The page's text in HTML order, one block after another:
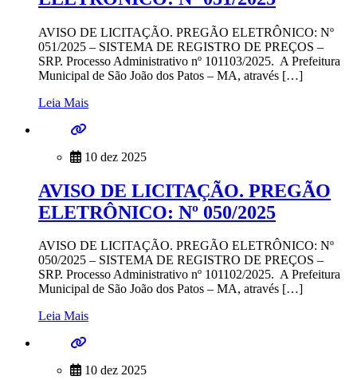
AVISO DE LICITAÇÃO. PREGÃO ELETRÔNICO: Nº
051/2025 – SISTEMA DE REGISTRO DE PREÇOS –
SRP. Processo Administrativo nº 101103/2025. A Prefeitura
Municipal de São João dos Patos – MA, através […]
Leia Mais
10 dez 2025
AVISO DE LICITAÇÃO. PREGÃO
ELETRÔNICO: Nº 050/2025
AVISO DE LICITAÇÃO. PREGÃO ELETRÔNICO: Nº
050/2025 – SISTEMA DE REGISTRO DE PREÇOS –
SRP. Processo Administrativo nº 101102/2025. A Prefeitura
Municipal de São João dos Patos – MA, através […]
Leia Mais
10 dez 2025